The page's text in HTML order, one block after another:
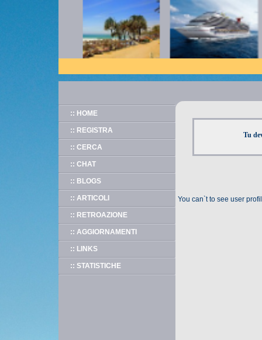
:: HOME
:: REGISTRA
:: CERCA
:: CHAT
:: BLOGS
:: ARTICOLI
:: RETROAZIONE
:: AGGIORNAMENTI
:: LINKS
:: STATISTICHE
Tu
You can`t to see user